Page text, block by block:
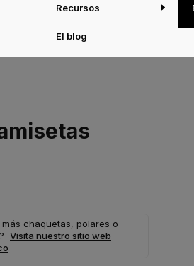
Recursos
El blog
más chaquetas, polares o
Visita nuestro sitio web